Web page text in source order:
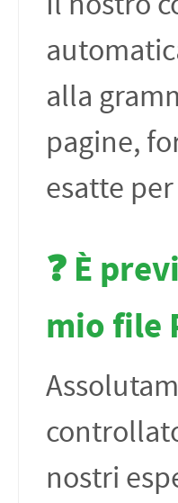
alla
pagine,
esatte
❓ È
mio file
nostri